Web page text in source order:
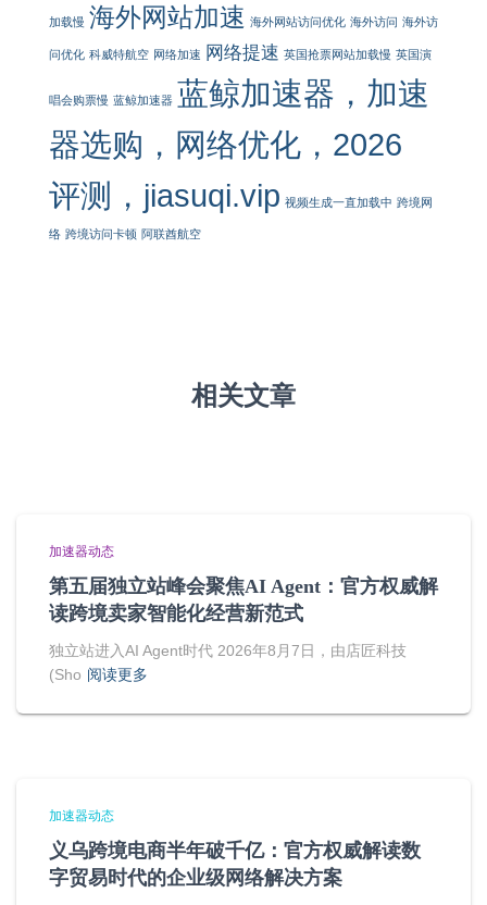
加载慢 海外网站加速 海外网站访问优化 海外访问 海外访
问优化 科威特航空 网络加速 网络提速 英国抢票网站加载慢 英国演
唱会购票慢 蓝鲸加速器 蓝鲸加速器，加速
器选购，网络优化，2026
评测，jiasuqi.vip 视频生成一直加载中 跨境网
络 跨境访问卡顿 阿联酋航空
相关文章
加速器动态
第五届独立站峰会聚焦AI Agent：官方权威解
读跨境卖家智能化经营新范式
独立站进入AI Agent时代 2026年8月7日，由店匠科技
(Sho 阅读更多
加速器动态
义乌跨境电商半年破千亿：官方权威解读数
字贸易时代的企业级网络解决方案